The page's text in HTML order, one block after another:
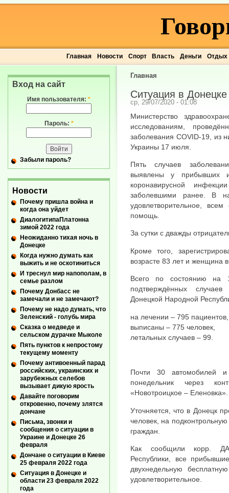
Главная Новости Спорт Власть Деньги Отдых
Главная
Ситуация в
ср, 29/07/2020 - 01:08
Министерство
исследованиям,
заболевания COVID-19, из
Украины 17 июля.
Пять случаев
выявлены у прибывших
коронавирусной
заболевшими ранее. В
удовлетворительное,
помощь.
За сутки с дважды
Кроме того,
возрасте 83 лет и женщина в
Всего по состоянию на
подтверждённых
Донецкой Народной
на лечении – 795 пациентов,
выписаны – 775 человек,
летальных случаев – 99.
Почти 30 автомобилей
понедельник через
«Новотроицкое –
Уточняется, что в Донецк
человек, на
граждан.
Как сообщили корр.
Республики, все
двухнедельную
удовлетворительное.
Вход на сайт
Имя пользователя: *
Пароль: *
Забыли пароль?
Новости
Почему пришла война и
когда она уйдет
ДиалогитипаПлатонна
зимой 2022 года
Неожиданно тихая ночь в
Донецке
Когда нужно думать как
выжить и не оскотиниться
И треснул мир напополам, в
семье разлом
Почему Донбасс не
замечали и не замечают?
Почему не надо думать, что
Зеленский - голубь мира
Сказка о медведе и
сельском дурачке Мыколе
Пять пунктов к непростому
текущему моменту
Почему антивоенный парад
российских, украинских и
зарубежных селебов
вызывает дикую ярость
Давайте поговорим
откровенно, почему злятся
дончане
Письма, звонки и
сообщения о ситуации в
Украине и Донецке 26
февраля
Дончане о ситуации в Киеве
25 февраля 2022 года
Ситуация в Донецке и
области 23 февраля 2022
года